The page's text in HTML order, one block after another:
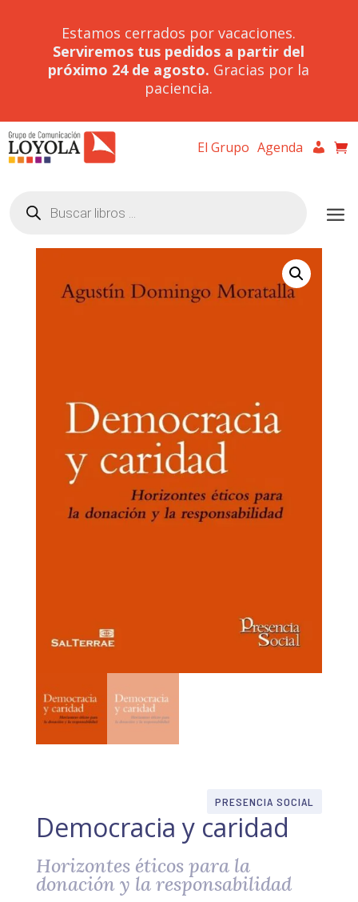
Estamos cerrados por vacaciones.
Serviremos tus pedidos a partir del
próximo 24 de agosto. Gracias por la
paciencia.
El Grupo Agenda
productos
PRESENCIA SOCIAL
Democracia y caridad
Horizontes éticos para la
donación y la responsabilidad